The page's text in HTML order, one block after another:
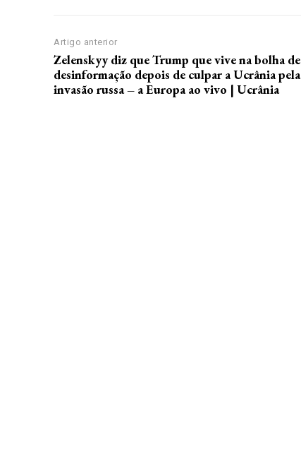
Artigo anterior
Zelenskyy diz que Trump que vive na bolha de
desinformação depois de culpar a Ucrânia pela
invasão russa – a Europa ao vivo | Ucrânia